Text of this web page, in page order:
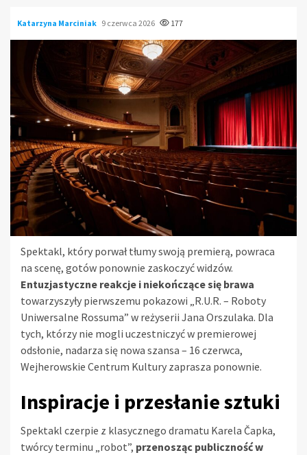
Katarzyna Marciniak 9 czerwca 2026 177
Spektakl, który porwał tłumy swoją premierą, powraca
na scenę, gotów ponownie zaskoczyć widzów.
Entuzjastyczne reakcje i niekończące się brawa
towarzyszyły pierwszemu pokazowi „R.U.R. – Roboty
Uniwersalne Rossuma” w reżyserii Jana Orszulaka. Dla
tych, którzy nie mogli uczestniczyć w premierowej
odsłonie, nadarza się nowa szansa – 16 czerwca,
Wejherowskie Centrum Kultury zaprasza ponownie.
Inspiracje i przesłanie sztuki
Spektakl czerpie z klasycznego dramatu Karela Čapka,
twórcy terminu „robot”, przenosząc publiczność w